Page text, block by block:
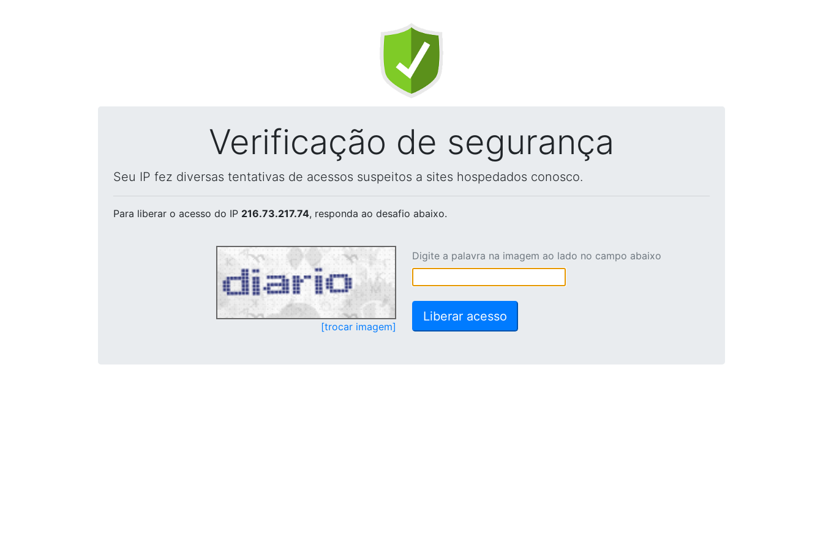
Verificação de segurança
Seu IP fez diversas tentativas de acessos suspeitos a sites hospedados conosco.
Para liberar o acesso do IP 216.73.217.74, responda ao desafio abaixo.
[trocar imagem]
Digite a palavra na imagem ao lado no campo abaixo